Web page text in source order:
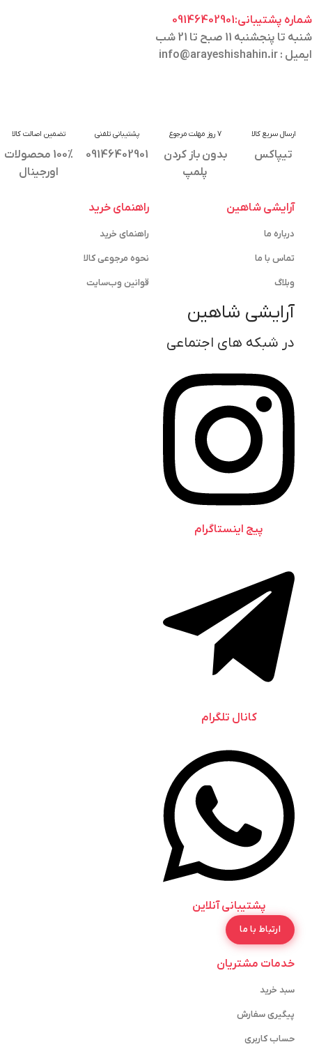
شماره پشتیبانی:09146402901
شنبه تا پنجشنبه 11 صبح تا 21 شب
ایمیل : info@arayeshishahin.ir
ارسال سریع کالا
تیپاکس
7 روز مهلت مرجوع
بدون باز کردن
پلمپ
پشتیبانی تلفنی
09146402901
تضمین اصالت کالا
100% محصولات
اورجینال
آرایشی شاهین
درباره ما
تماس با ما
وبلاگ
آرایشی شاهین
در شبکه های اجتماعی
پیج اینستاگرام
کانال تلگرام
پشتیبانی آنلاین
ارتباط با ما
راهنمای خرید
راهنمای خرید
نحوه مرجوعی کالا
قوانین وب‌سایت
خدمات مشتریان
سبد خرید
پیگیری سفارش
حساب کاربری